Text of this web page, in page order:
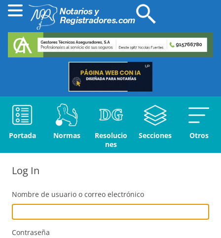
Portada Normas
Resolucio
nes
Secciones Otros
Log In
Nombre de usuario o correo electrónico
Contraseña